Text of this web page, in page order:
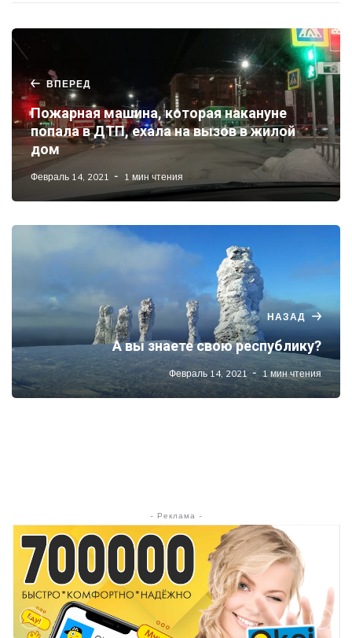
ВПЕРЕД
Пожарная машина, которая накануне
попала в ДТП, ехала на вызов в жилой
дом
Февраль 14, 2021 1 мин чтения
НАЗАД
А вы знаете свою республику?
Февраль 14, 2021 1 мин чтения
- Реклама -